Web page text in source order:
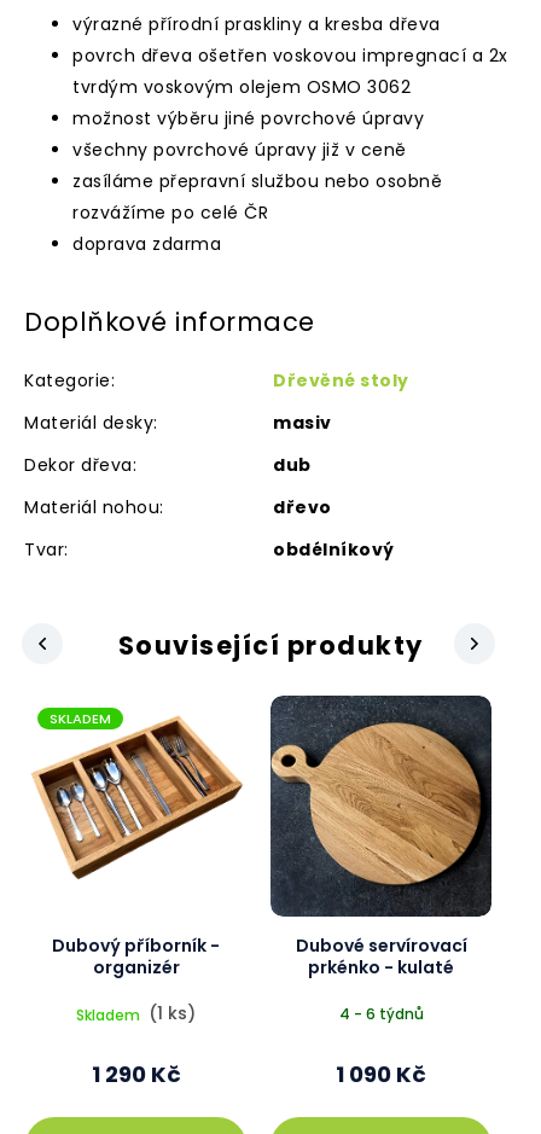
výrazné přírodní praskliny a kresba dřeva
povrch dřeva ošetřen voskovou impregnací a 2x
tvrdým voskovým olejem OSMO 3062
možnost výběru jiné povrchové úpravy
všechny povrchové úpravy již v ceně
zasíláme přepravní službou nebo osobně
rozvážíme po celé ČR
doprava zdarma
Doplňkové informace
Kategorie:
Dřevěné stoly
Materiál desky:
masiv
Dekor dřeva:
dub
Materiál nohou:
dřevo
Tvar: obdélníkový
Související produkty
SKLADEM
Dubový příborník -
organizér
Skladem (1 ks)
1 290 Kč
Dubové servírovací
prkénko - kulaté
4 - 6 týdnů
1 090 Kč
Next